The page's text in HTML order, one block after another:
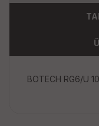
BOTECH RG6/U